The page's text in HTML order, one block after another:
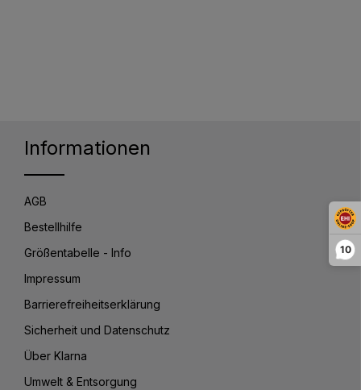
10
Informationen
AGB
Bestellhilfe
Größentabelle - Info
Impressum
Barrierefreiheitserklärung
Sicherheit und Datenschutz
Über Klarna
Umwelt & Entsorgung